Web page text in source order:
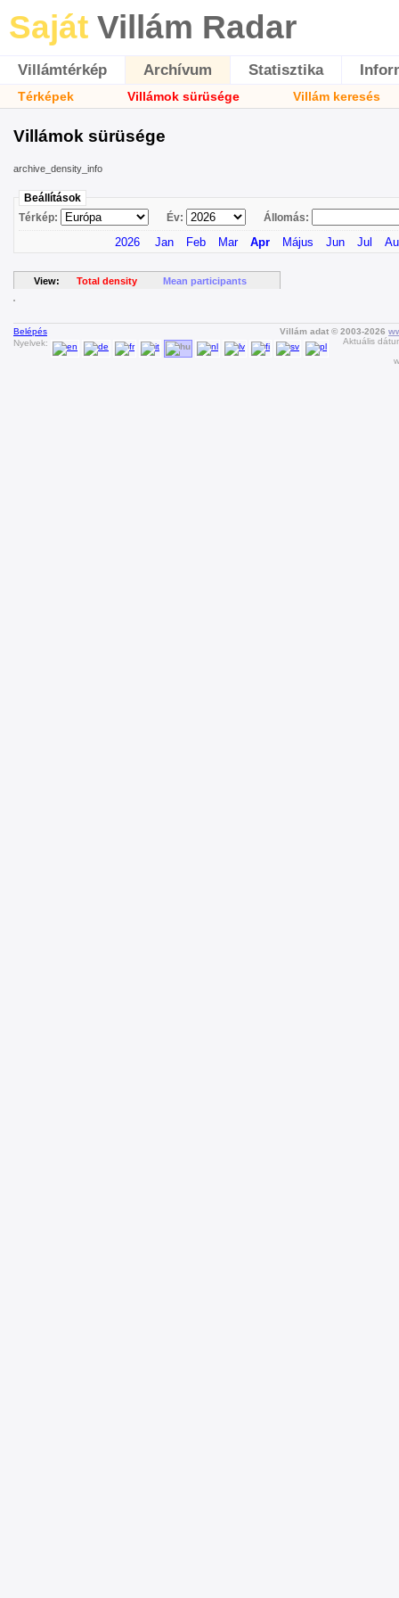
Saját Villám Radar
Villámtérkép Archívum Statisztika
Térképek Villámok sürüsége Villám keresés
Villámok sürüsége
archive_density_info
Beállítások
Térkép:
Év: Állomás:
2026 Jan Feb Mar Apr Május Jun Jul
View: Total density Mean participants
Belépés
Nyelvek:
Villám adat © 2003-2026
Aktuális